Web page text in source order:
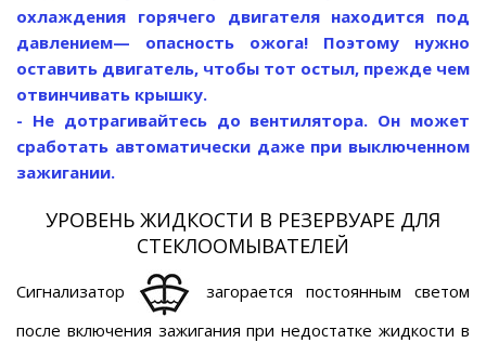
охлаждения горячего двигателя находится под
давлением— опасность ожога! Поэтому нужно
оставить двигатель, чтобы тот остыл, прежде чем
отвинчивать крышку.
- Не дотрагивайтесь до вентилятора. Он может
сработать автоматически даже при выключенном
зажигании.
УРОВЕНЬ ЖИДКОСТИ В РЕЗЕРВУАРЕ ДЛЯ
СТЕКЛООМЫВАТЕЛЕЙ
Сигнализатор
загорается постоянным светом
после включения зажигания при недостатке жидкости в